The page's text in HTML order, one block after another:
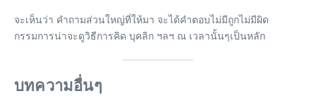
จะเห็นว่า คำถามส่วนใหญ่ที่ให้มา จะได้คำตอบไม่มีถูกไม่มีผิด
กรรมการน่าจะดูวิธีการคิด บุคลิก ฯลฯ ณ เวลานั้นๆเป็นหลัก
บทความอื่นๆ